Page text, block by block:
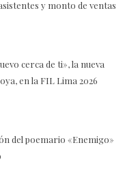
y monto de ventas
cerca de ti», la nueva
en la FIL Lima 2026
del poemario «Enemigo»